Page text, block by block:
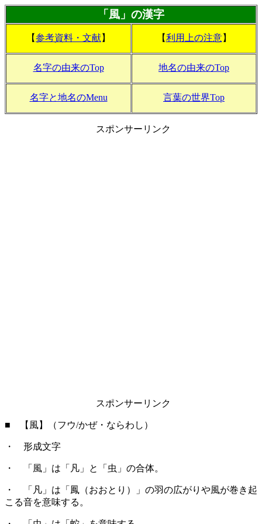
「風」の漢字
【参考資料・文献】 【利用上の注意】
名字の由来のTop 地名の由来のTop
名字と地名のMenu 言葉の世界Top
スポンサーリンク
スポンサーリンク
■ 【風】（フウ/かぜ・ならわし）
・ 形成文字
・ 「風」は「凡」と「虫」の合体。
・ 「凡」は「鳳（おおとり）」の羽の広がりや風が巻き起
こる音を意味する。